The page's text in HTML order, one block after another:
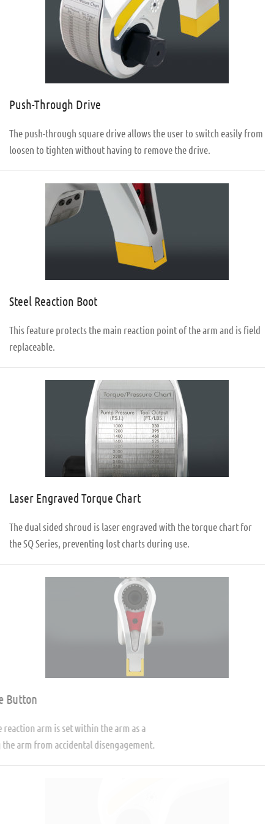
Push-Through Drive
The push-through square drive allows the user to switch easily from
loosen to tighten without having to remove the drive.
Steel Reaction Boot
This feature protects the main reaction point of the arm and is field
replaceable.
Laser Engraved Torque Chart
The dual sided shroud is laser engraved with the torque chart for
the SQ Series, preventing lost charts during use.
Reaction Arm Release Button
The release button for the reaction arm is set within the arm as a
safety feature, protecting the arm from accidental disengagement.